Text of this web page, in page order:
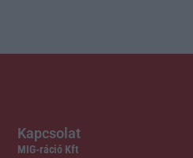
Kapcsolat
MIG-ráció Kft